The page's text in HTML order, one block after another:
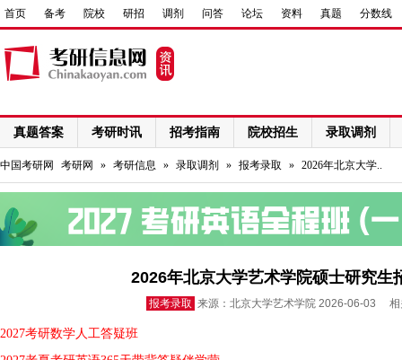
首页 备考 院校 研招 调剂 问答 论坛 资料 真题 分数线
真题答案 考研时讯 招考指南 院校招生 录取调剂
网络课程
中国考研网 考研网 » 考研信息 » 录取调剂 » 报考录取 » 2026年北京大学..
2026年北京大学艺术学院硕士研究生
报考录取 来源：北京大学艺术学院 2026-06-03 相
2027考研数学人工答疑班